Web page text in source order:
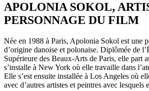
APOLONIA SOKOL,
PERSONNAGE DU FILM
Née en 1988 à Paris, Apolonia Sokol est une
d’origine danoise et polonaise. Diplômée de
Supérieure des Beaux-Arts de Paris, elle part
s’installe à New York où elle travaille dans
Elle s’est ensuite installée à Los Angeles où
avec d’autres artistes et peintres avec lesquels